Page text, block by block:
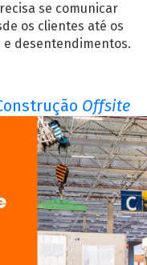
se comunicar
os clientes até os
desentendimentos.
Offsite